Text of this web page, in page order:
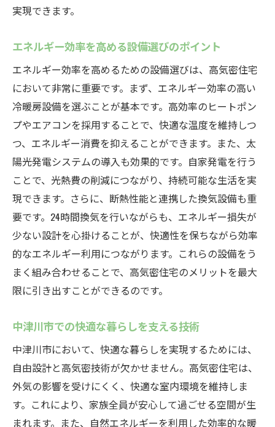
実現できます。
エネルギー効率を高める設備選びのポイント
エネルギー効率を高めるための設備選びは、高気密住宅
において非常に重要です。まず、エネルギー効率の高い
冷暖房設備を選ぶことが基本です。高効率のヒートポン
プやエアコンを採用することで、快適な温度を維持しつ
つ、エネルギー消費を抑えることができます。また、太
陽光発電システムの導入も効果的です。自家発電を行う
ことで、光熱費の削減につながり、持続可能な生活を実
現できます。さらに、断熱性能と連携した換気設備も重
要です。24時間換気を行いながらも、エネルギー損失が
少ない設計を心掛けることが、快適性を保ちながら効率
的なエネルギー利用につながります。これらの設備をう
まく組み合わせることで、高気密住宅のメリットを最大
限に引き出すことができるのです。
中津川市での快適な暮らしを支える技術
中津川市において、快適な暮らしを実現するためには、
自由設計と高気密技術が欠かせません。高気密住宅は、
外気の影響を受けにくく、快適な室内環境を維持しま
す。これにより、家族全員が安心して過ごせる空間が生
まれます。また、自然エネルギーを利用した効率的な暖